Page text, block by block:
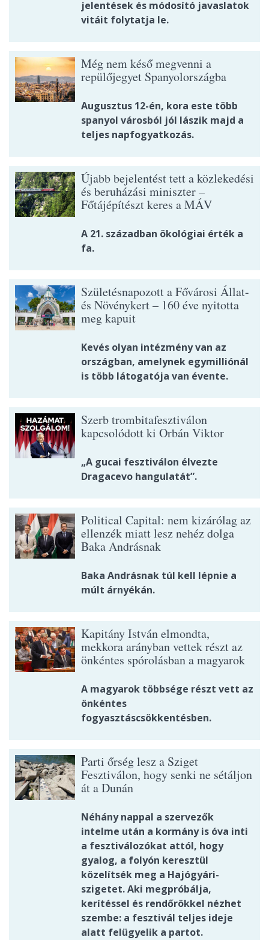
jelentések és módosító javaslatok
vitáit folytatja le.
Még nem késő megvenni a
repülőjegyet Spanyolországba
Augusztus 12-én, kora este több
spanyol városból jól lászik majd a
teljes napfogyatkozás.
Újabb bejelentést tett a közlekedési
és beruházási miniszter –
Főtájépítészt keres a MÁV
A 21. században ökológiai érték a
fa.
Születésnapozott a Fővárosi Állat-
és Növénykert – 160 éve nyitotta
meg kapuit
Kevés olyan intézmény van az
országban, amelynek egymilliónál
is több látogatója van évente.
Szerb trombitafesztiválon
kapcsolódott ki Orbán Viktor
„A gucai fesztiválon élvezte
Dragacevo hangulatát”.
Political Capital: nem kizárólag az
ellenzék miatt lesz nehéz dolga
Baka Andrásnak
Baka Andrásnak túl kell lépnie a
múlt árnyékán.
Kapitány István elmondta,
mekkora arányban vettek részt az
önkéntes spórolásban a magyarok
A magyarok többsége részt vett az
önkéntes
fogyasztáscsökkentésben.
Parti őrség lesz a Sziget
Fesztiválon, hogy senki ne sétáljon
át a Dunán
Néhány nappal a szervezők
intelme után a kormány is óva inti
a fesztiválozókat attól, hogy
gyalog, a folyón keresztül
közelítsék meg a Hajógyári-
szigetet. Aki megpróbálja,
kerítéssel és rendőrökkel nézhet
szembe: a fesztivál teljes ideje
alatt felügyelik a partot.